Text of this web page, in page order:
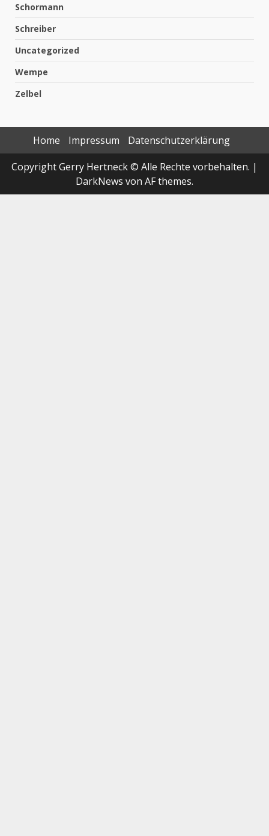
Schormann
Schreiber
Uncategorized
Wempe
Zelbel
Home Impressum
Datenschutzerklärung
Copyright Gerry Hertneck © Alle Rechte vorbehalten. |
DarkNews von AF themes.